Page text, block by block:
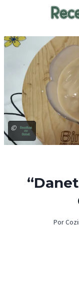
©
Por